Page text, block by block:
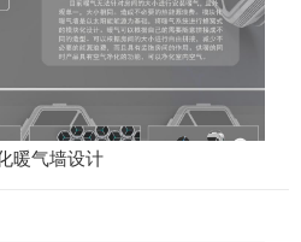
暖气墙设计